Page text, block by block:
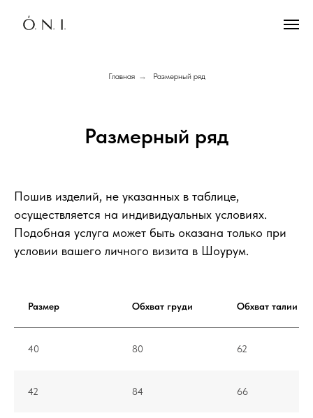
Главная → Размерный ряд
Размерный ряд
Пошив изделий, не указанных в таблице,
осуществляется на индивидуальных условиях.
Подобная услуга может быть оказана только при
условии вашего личного визита в Шоурум.
Размер Обхват груди Обхват талии
40 80 62
42 84 66